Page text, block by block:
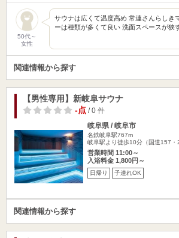
50代～
女性
サウナは広くて温度高め 常連さんらしき
ーは種類が多くて良い 洗面スペースが狭
関連情報から探す
【男性専用】新岐阜サウナ
-点/ 0 件
岐阜県 / 岐阜市
名鉄岐阜駅767m
岐阜駅より徒歩10分（国道157・
営業時間 11:00～
入浴料金 1,800円～
日帰り 子連れOK
関連情報から探す